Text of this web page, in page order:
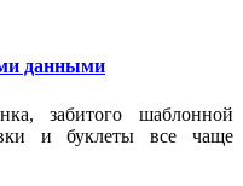
данными
забитого шаблонной
и буклеты все чаще